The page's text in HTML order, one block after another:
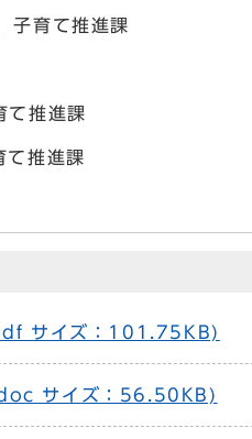
子育て推進課
推進課
推進課
サイズ：101.75KB)
サイズ：56.50KB)